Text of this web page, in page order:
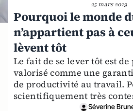
25 mars 2019
Pourquoi le monde
n’appartient pas à
lèvent tôt
Le fait de se lever tôt est
valorisé comme une
de productivité au travail.
scientifiquement très
Séverine